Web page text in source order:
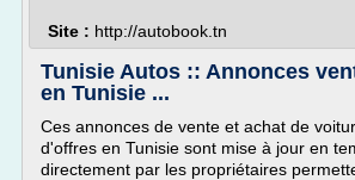
Site : http://autobook.tn
Tunisie Autos :: Annonces
en Tunisie ...
Ces annonces de vente et achat de
d'offres en Tunisie sont mise à jour en
directement par les propriétaires